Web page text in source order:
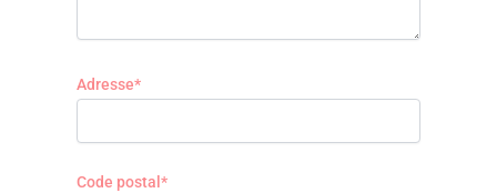
Adresse*
Code postal*